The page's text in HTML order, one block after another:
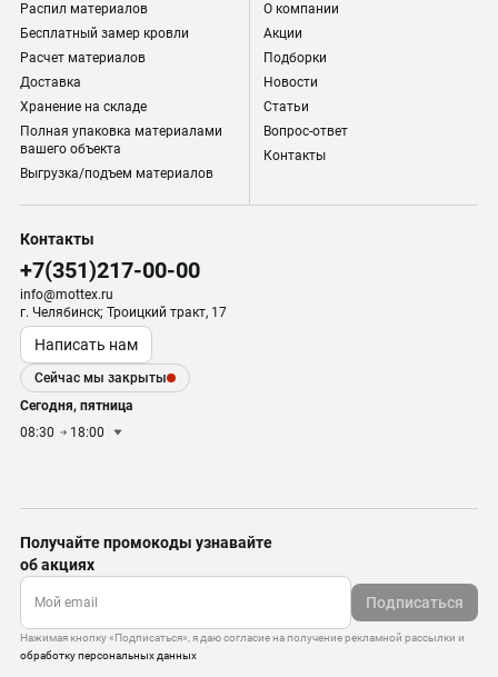
Распил материалов
Бесплатный замер кровли
Расчет материалов
Доставка
Хранение на складе
Полная упаковка материалами
вашего объекта
Выгрузка/подъем материалов
О компании
Акции
Подборки
Новости
Статьи
Вопрос-ответ
Контакты
Контакты
+7(351)217-00-00
info@mottex.ru
г. Челябинск; Троицкий тракт, 17
Написать нам
Сейчас мы закрыты
Сегодня, пятница
08:30
18:00
Получайте промокоды узнавайте
об акциях
Подписаться
Нажимая кнопку «Подписаться», я даю согласие на получение рекламной рассылки и
обработку персональных данных